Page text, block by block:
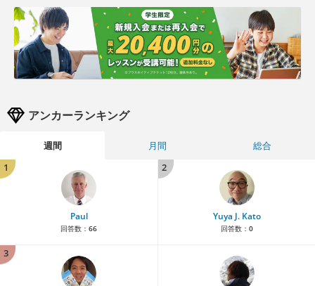
アンカーランキング
週間 月間
総合
1
Paul
回答数： 66
2
Yuya J. Kato
回答数： 0
3